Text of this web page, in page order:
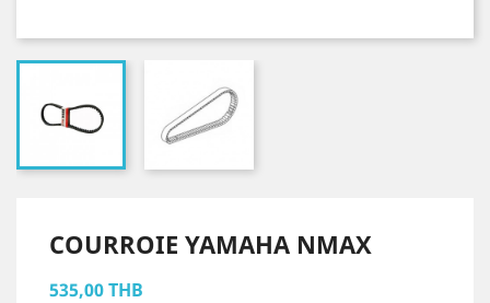
COURROIE YAMAHA NMAX
535,00 THB